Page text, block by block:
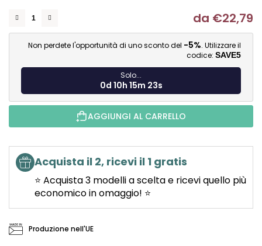
da €22,79
Non perdete l'opportunità di uno sconto del -5%. Utilizzare il
codice: SAVE5
Solo...
0d 10h 15m 22s
AGGIUNGI AL CARRELLO
Acquista il 2, ricevi il 1 gratis
⭐ Acquista 3 modelli a scelta e ricevi quello più
economico in omaggio! ⭐
Produzione nell'UE